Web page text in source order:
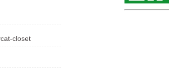
closet